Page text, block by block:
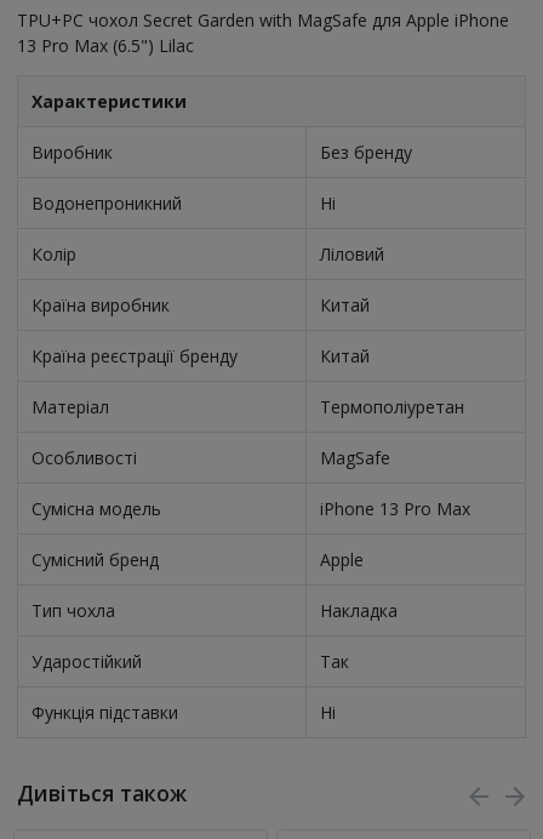
TPU+PC чохол Secret Garden with MagSafe для Apple iPhone
13 Pro Max (6.5") Lilac
Характеристики
Виробник Без бренду
Водонепроникний Ні
Колір Ліловий
Країна виробник Китай
Країна реєстрації бренду Китай
Матеріал Термополіуретан
Особливості MagSafe
Сумісна модель iPhone 13 Pro Max
Сумісний бренд Apple
Тип чохла Накладка
Ударостійкий Так
Функція підставки Ні
Дивіться також